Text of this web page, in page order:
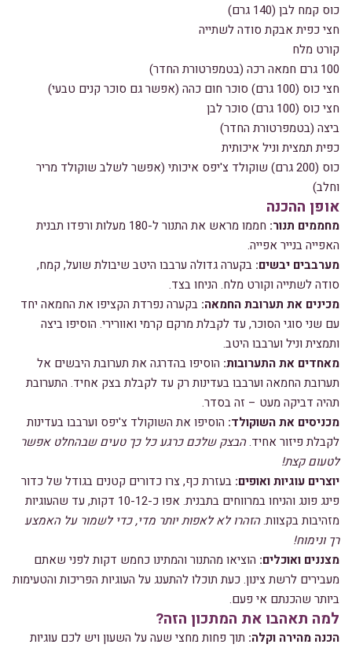
כוס קמח לבן (140 גרם)
חצי כפית אבקת סודה לשתייה
קורט מלח
100 גרם חמאה רכה (בטמפרטורת החדר)
חצי כוס (100 גרם) סוכר חום כהה (אפשר גם סוכר קנים טבעי)
חצי כוס (100 גרם) סוכר לבן
ביצה (בטמפרטורת החדר)
כפית תמצית וניל איכותית
כוס (200 גרם) שוקולד צ'יפס איכותי (אפשר לשלב שוקולד מריר
וחלב)
אופן ההכנה
מחממים תנור:
חממו מראש את התנור ל-180 מעלות ורפדו תבנית
האפייה בנייר אפייה.
מערבבים יבשים: בקערה גדולה ערבבו היטב שיבולת שועל, קמח,
סודה לשתייה וקורט מלח. הניחו בצד.
מכינים את תערובת החמאה: בקערה נפרדת הקציפו את החמאה יחד
עם שני סוגי הסוכר, עד לקבלת מרקם קרמי ואוורירי. הוסיפו ביצה
ותמצית וניל וערבבו היטב.
מאחדים את התערובות: הוסיפו בהדרגה את תערובת היבשים אל
תערובת החמאה וערבבו בעדינות רק עד לקבלת בצק אחיד. התערובת
תהיה דביקה מעט – זה בסדר.
מכניסים את השוקולד: הוסיפו את השוקולד צ'יפס וערבבו בעדינות
לקבלת פיזור אחיד.הבצק שלכם כרגע כל כך טעים שבהחלט אפשר
לטעום קצת!
יוצרים עוגיות ואופים: בעזרת כף, צרו כדורים קטנים בגודל של כדור
פינג פונג והניחו במרווחים בתבנית. אפו כ-10-12 דקות, עד שהעוגיות
מזהיבות בקצוות.הזהרו לא לאפות יותר מדי, כדי לשמור על האמצע
רך ונימוח!
מצננים ואוכלים: הוציאו מהתנור והמתינו כחמש דקות לפני שאתם
מעבירים לרשת צינון. כעת תוכלו להתענג על העוגיות הפריכות והטעימות
ביותר שהכנתם אי פעם.
למה תאהבו את המתכון הזה?
הכנה מהירה וקלה: תוך פחות מחצי שעה על השעון ויש לכם עוגיות